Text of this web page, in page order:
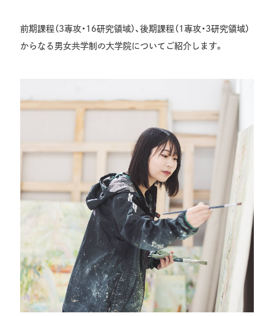
前期課程（3専攻・16研究領域）、後期課程（1専攻・3研究領域）
からなる男女共学制の大学院についてご紹介します。